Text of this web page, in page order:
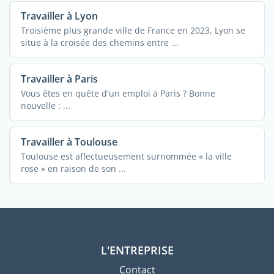
Travailler à Lyon
Troisième plus grande ville de France en 2023, Lyon se
situe à la croisée des chemins entre ...
Travailler à Paris
Vous êtes en quête d'un emploi à Paris ? Bonne
nouvelle : ...
Travailler à Toulouse
Toulouse est affectueusement surnommée « la ville
rose » en raison de son ...
L'ENTREPRISE
Contact